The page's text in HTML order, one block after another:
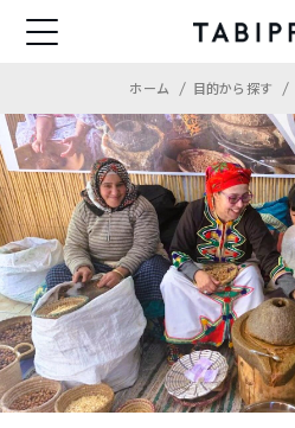
ホーム 目的から探す